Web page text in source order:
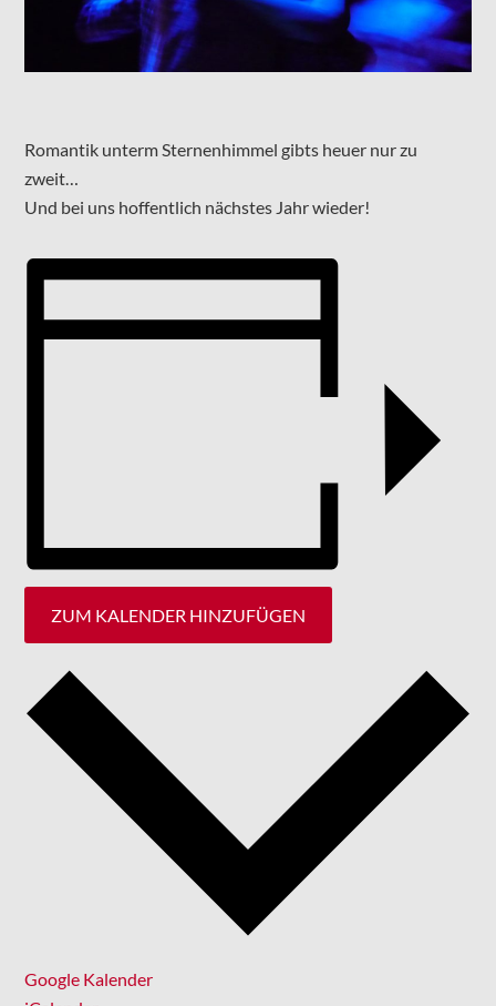
Romantik unterm Sternenhimmel gibts heuer nur zu
zweit…
Und bei uns hoffentlich nächstes Jahr wieder!
ZUM KALENDER HINZUFÜGEN
Google Kalender